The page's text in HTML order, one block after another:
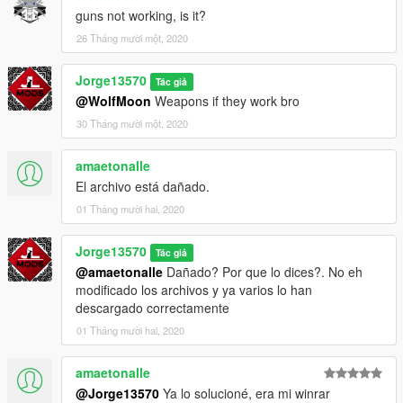
You are interested in contacting me: You can enter my discord,
where you can find some of the vehicles that I have made.
-Discord: discord.gg/vupsZcC
-MFK Sentinel User -6621
(JL Mods)
guns not working, is it?
26 Tháng mười một, 2020
Jorge13570 Tác giả
@WolfMoon Weapons if they work bro
30 Tháng mười một, 2020
amaetonalle
El archivo está dañado.
01 Tháng mười hai, 2020
Jorge13570 Tác giả
@amaetonalle Dañado? Por que lo dices?. No eh
modificado los archivos y ya varios lo han
descargado correctamente
01 Tháng mười hai, 2020
amaetonalle
@Jorge13570 Ya lo solucioné, era mi winrar